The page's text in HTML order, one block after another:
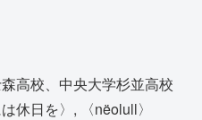
高校、中央大学杉並高校
日を〉, 〈nëolull〉